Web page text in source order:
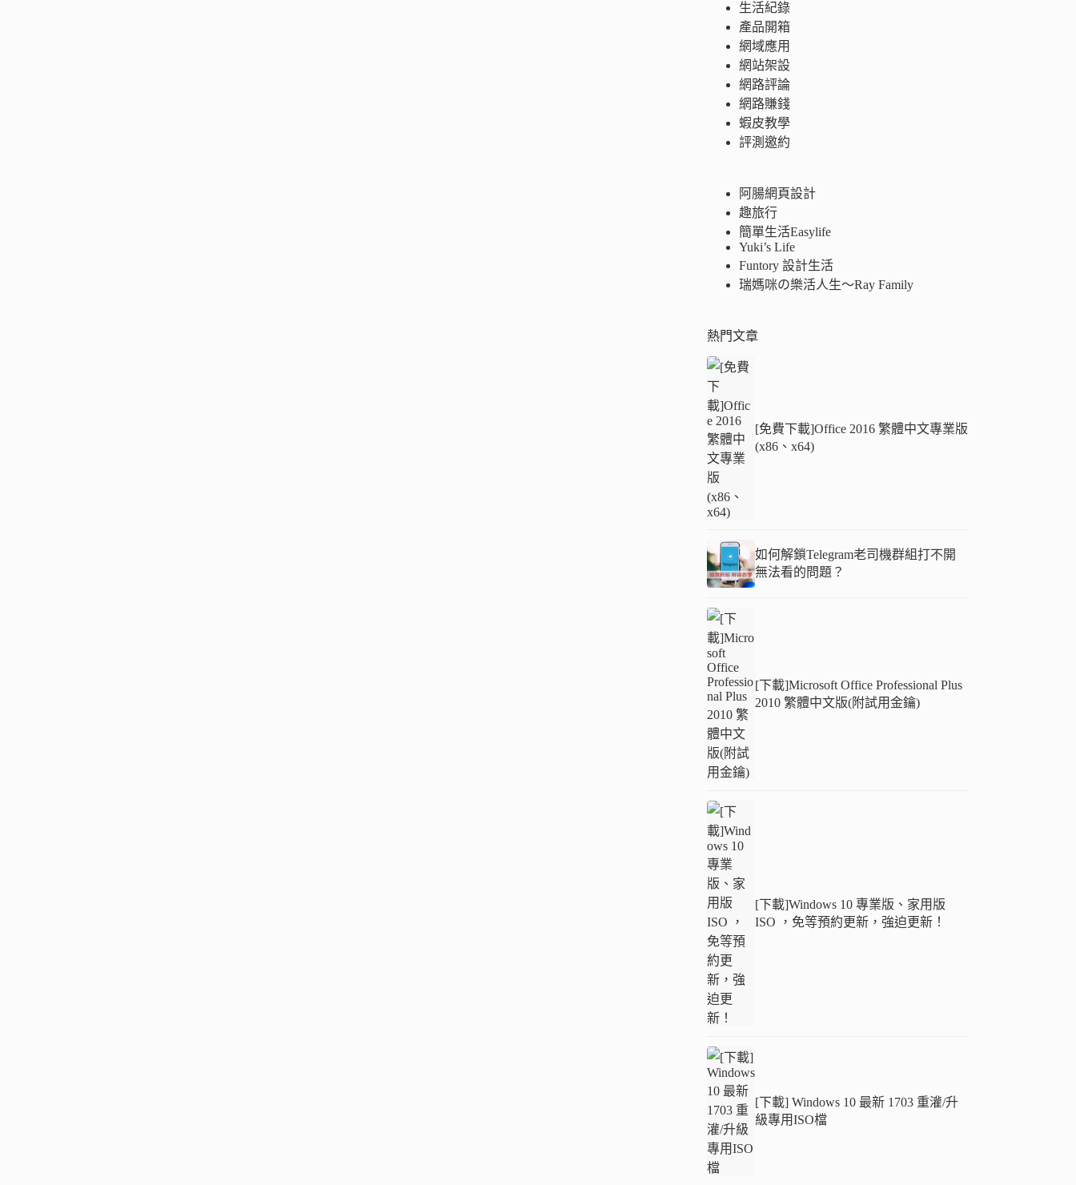
生活紀錄
產品開箱
網域應用
網站架設
網路評論
網路賺錢
蝦皮教學
評測邀約
阿腸網頁設計
趣旅行
簡單生活Easylife
Yuki’s Life
Funtory 設計生活
瑞媽咪の樂活人生～Ray Family
熱門文章
[免費下載]Office 2016 繁體中文專業版
(x86、x64)
如何解鎖Telegram老司機群組打不開
無法看的問題？
[下載]Microsoft Office Professional Plus
2010 繁體中文版(附試用金鑰)
[下載]Windows 10 專業版、家用版
ISO ，免等預約更新，強迫更新！
[下載] Windows 10 最新 1703 重灌/升
級專用ISO檔